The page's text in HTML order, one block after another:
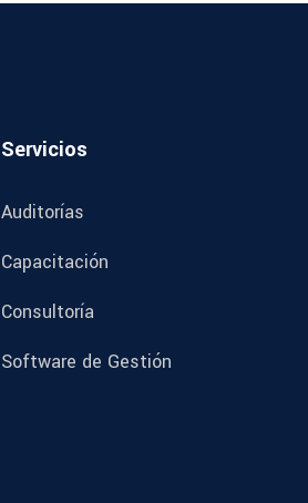
Servicios
Auditorías
Capacitación
Consultoría
Software de Gestión